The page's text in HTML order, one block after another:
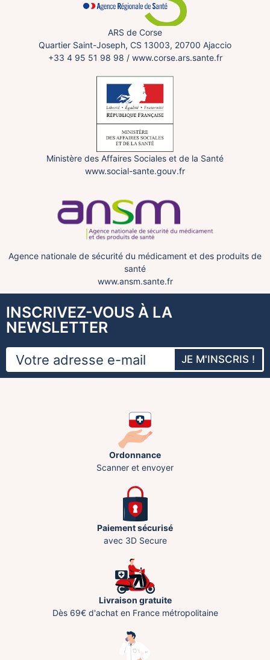
ARS de Corse
Quartier Saint-Joseph, CS 13003, 20700 Ajaccio
+33 4 95 51 98 98 / www.corse.ars.sante.fr
Ministère des Affaires Sociales et de la Santé
www.social-sante.gouv.fr
Agence nationale de sécurité du médicament et des produits de
santé
www.ansm.sante.fr
INSCRIVEZ-VOUS À LA
NEWSLETTER
JE M'INSCRIS !
Ordonnance
Scanner et envoyer
Paiement sécurisé
avec 3D Secure
Livraison gratuite
Dès 69€ d'achat en France métropolitaine